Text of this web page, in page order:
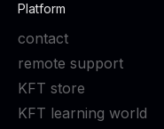
Platform
contact
remote support
KFT store
KFT learning world